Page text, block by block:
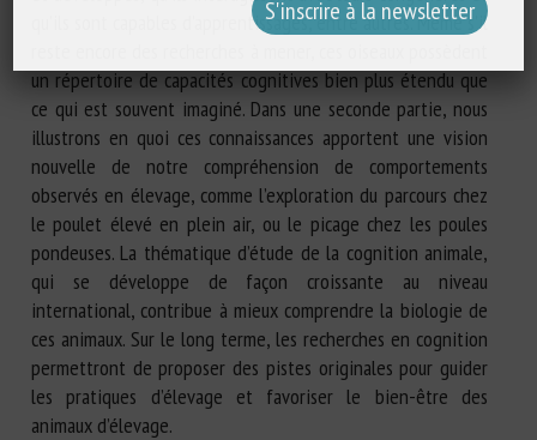
qu’ils sont capables d’apprentissages, entre autres. Même s’il
un répertoire de capacités cognitives bien plus étendu que
ce qui est souvent imaginé. Dans une seconde partie, nous
illustrons en quoi ces connaissances apportent une vision
nouvelle de notre compréhension de comportements
observés en élevage, comme l’exploration du parcours chez
le poulet élevé en plein air, ou le picage chez les poules
pondeuses. La thématique d’étude de la cognition animale,
qui se développe de façon croissante au niveau
international, contribue à mieux comprendre la biologie de
ces animaux. Sur le long terme, les recherches en cognition
permettront de proposer des pistes originales pour guider
les pratiques d’élevage et favoriser le bien-être des
animaux d’élevage.